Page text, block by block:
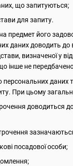
що запитуються;
для запиту.
предмет його
даних доводить до
визначеної у
інше не
персональних даних
При цьому
доводиться
посадової особи;